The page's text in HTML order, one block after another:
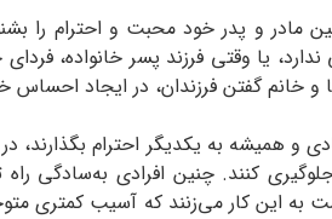
مادر و پدر خود محبت و احترام را
یا وقتی فرزند پسر خانواده،
خانم گفتن فرزندان، در ایجاد
و همیشه به یکدیگر احترام بگذارند،
کنند. چنین افرادی به‌سادگی
این کار می‌زنند که آسیب کمتری